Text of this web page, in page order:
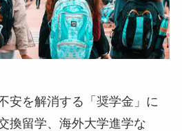
安を解消する「奨学金」に
換留学、海外大学進学な